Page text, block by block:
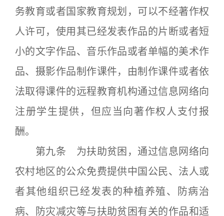
务教育或者国家教育规划，可以不经著作权
人许可，使用其已经发表作品的片断或者短
小的文字作品、音乐作品或者单幅的美术作
品、摄影作品制作课件，由制作课件或者依
法取得课件的远程教育机构通过信息网络向
注册学生提供，但应当向著作权人支付报
酬。
第九条 为扶助贫困，通过信息网络向
农村地区的公众免费提供中国公民、法人或
者其他组织已经发表的种植养殖、防病治
病、防灾减灾等与扶助贫困有关的作品和适